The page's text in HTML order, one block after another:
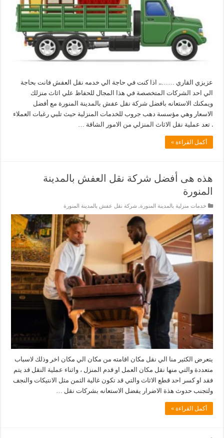
عزيزي القاري …….. اذا كنت في حاجة الي خدمه نقل العفش فانت بحاجة
الي احد الشركات المتخصصة في هذا المجال للحفاظ علي اثاث منزلك
ويمكنك الاستعانه بافضل شركة نقل عفش بالمدينة المنورة مع أفضل
الاسعار وهي مؤسسة دهب جروب للخدمات المنزلية حيث تلبي رغبات العملاء
. تعد عملية نقل الاثاث المنزلي من الامور الشاقة …
أكمل القراءة »
هذه هى أفضل شركة نقل العفش بالمدينة
المنورة
خدمات منزلية بالمدينة المنورة,شركة نقل عفش بالمدينة المنورة
يتعرض الكثير منا الي نقل مكان اقامته من مكان الي مكان اخر وذلك لاسباب
متعددة والتي منها نقل مكان العمل او قدم المنزل ، واثناء عملية النقل قد يتم
فقد او كسر احد قطع الاثاث والتي قد تكون غالية الثمن مثل الانتيكات والنجف
ولتجنب حدوث هذة الاضرار يفضل الاستعانه بشركات نقل …
أكمل القراءة »